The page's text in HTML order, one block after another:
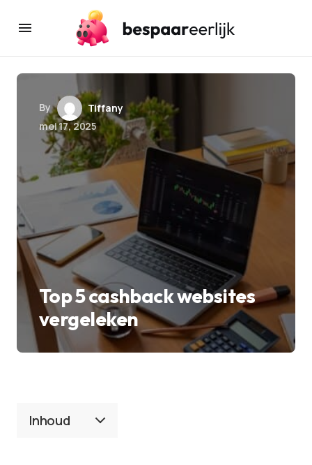
By
Tiffany
mei 17, 2025
Top 5 cashback websites
vergeleken
Inhoud